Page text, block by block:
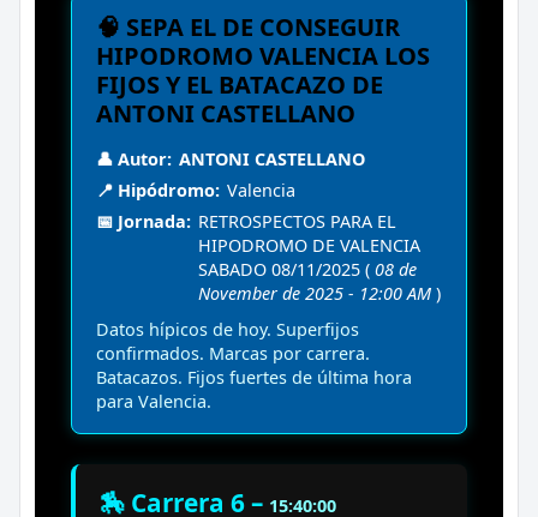
🧠 SEPA EL DE CONSEGUIR
HIPODROMO VALENCIA LOS
FIJOS Y EL BATACAZO DE
ANTONI CASTELLANO
👤 Autor: ANTONI CASTELLANO
📍 Hipódromo: Valencia
📅 Jornada: RETROSPECTOS PARA EL
HIPODROMO DE VALENCIA
SABADO 08/11/2025 ( 08 de
November de 2025 - 12:00 AM )
Datos hípicos de hoy. Superfijos
confirmados. Marcas por carrera.
Batacazos. Fijos fuertes de última hora
para Valencia.
🏇 Carrera 6 – 15:40:00